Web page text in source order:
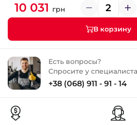
10 031 грн
В корзину
Есть вопросы?
Спросите у специалиста
+38 (068) 911 - 91 - 14